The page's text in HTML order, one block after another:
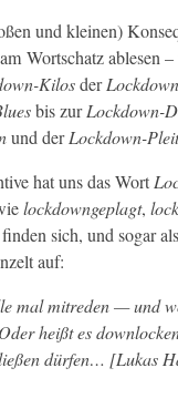
und kleinen)
Wortschatz able­sen
Kilosder
bis zurLock­down-
und derLock­down-
hat uns das Wort
lock­downge­plagt,
find­en sich, und sog­ar
auf:
mal mitre­den — und
heißt es
dür­fen… [Lukas